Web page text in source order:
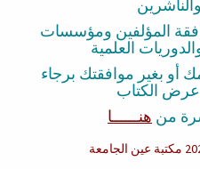
المؤلفين ومؤسسات
العلمية
أو بغير موافقتك برجاء
عرض الكتاب
من هنــــــا